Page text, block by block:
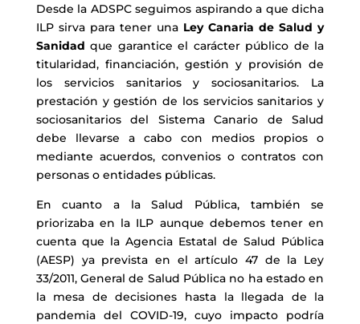
Desde la ADSPC seguimos aspirando a que dicha
ILP sirva para tener una Ley Canaria de Salud y
Sanidadque garantice el carácter público de la
titularidad, financiación, gestión y provisión de
los servicios sanitarios y sociosanitarios. La
prestación y gestión de los servicios sanitarios y
sociosanitarios del Sistema Canario de Salud
debe llevarse a cabo con medios propios o
mediante acuerdos, convenios o contratos con
personas o entidades públicas.
En cuanto a la Salud Pública, también se
priorizaba en la ILP aunque debemos tener en
cuenta que la Agencia Estatal de Salud Pública
(AESP) ya prevista en el artículo 47 de la Ley
33/2011, General de Salud Pública no ha estado en
la mesa de decisiones hasta la llegada de la
pandemia del COVID-19, cuyo impacto podría